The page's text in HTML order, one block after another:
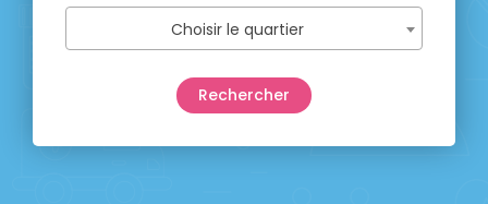
Choisir le quartier